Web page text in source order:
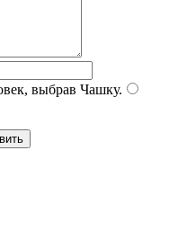
выбрав Чашку.